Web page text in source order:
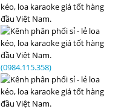
(0984.115.358)